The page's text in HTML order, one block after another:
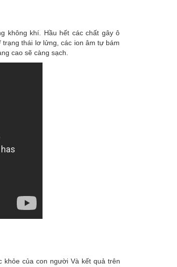
không khí. Hầu hết các chất gây ô
thái lơ lửng, các ion âm tự bám
cao sẽ càng sạch.
khỏe của con người Và kết quả trên